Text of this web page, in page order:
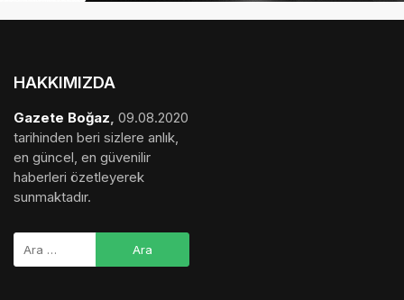
HAKKIMIZDA
Gazete Boğaz, 09.08.2020
tarihinden beri sizlere anlık,
en güncel, en güvenilir
haberleri özetleyerek
sunmaktadır.